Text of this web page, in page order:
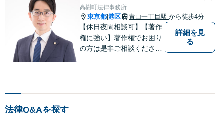
高樹町法律事務所
東京都 港区 青山一丁目駅 から徒歩4分
【休日夜間相談可】【著作
権に強い】著作権でお困り
の方は是非ご相談くださ
詳細を見
る
法律Q&Aを探す